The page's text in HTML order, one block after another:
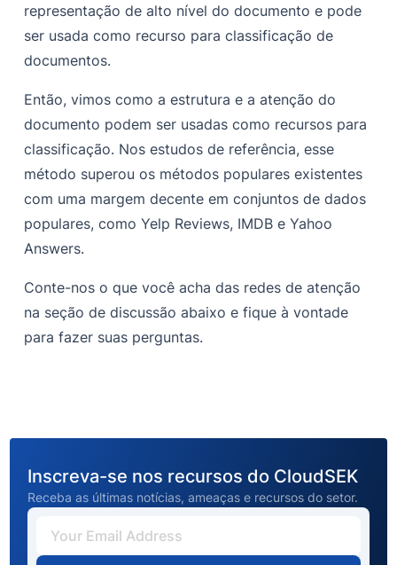
representação de alto nível do documento e pode
ser usada como recurso para classificação de
documentos.
Então, vimos como a estrutura e a atenção do
documento podem ser usadas como recursos para
classificação. Nos estudos de referência, esse
método superou os métodos populares existentes
com uma margem decente em conjuntos de dados
populares, como Yelp Reviews, IMDB e Yahoo
Answers.
Conte-nos o que você acha das redes de atenção
na seção de discussão abaixo e fique à vontade
para fazer suas perguntas.
Inscreva-se nos recursos do CloudSEK
Receba as últimas notícias, ameaças e recursos do setor.